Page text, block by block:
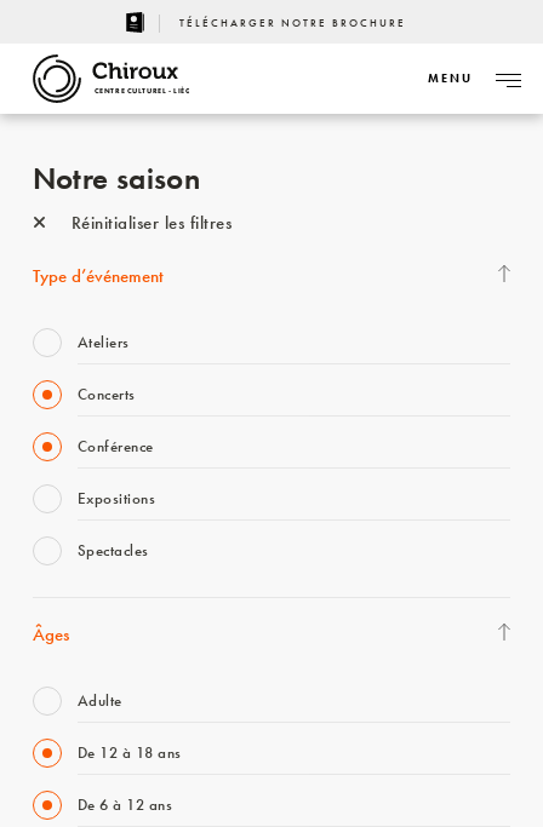
TÉLÉCHARGER NOTRE BROCHURE
CENTRE CULTUREL - LIÈGE
MENU
Notre saison
Réinitialiser les filtres
Type d’événement
Ateliers
Concerts
Conférence
Expositions
Spectacles
Âges
Adulte
De 12 à 18 ans
De 6 à 12 ans